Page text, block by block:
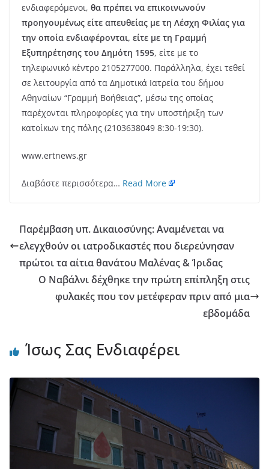
ενδιαφερόμενοι, θα πρέπει να επικοινωνούν
προηγουμένως είτε απευθείας με τη Λέσχη Φιλίας για
την οποία ενδιαφέρονται, είτε με τη Γραμμή
Εξυπηρέτησης του Δημότη 1595, είτε με το
τηλεφωνικό κέντρο 2105277000. Παράλληλα, έχει τεθεί
σε λειτουργία από τα Δημοτικά Ιατρεία του δήμου
Αθηναίων “Γραμμή Βοήθειας”, μέσω της οποίας
παρέχονται πληροφορίες για την υποστήριξη των
κατοίκων της πόλης (2103638049 8:30-19:30).
www.ertnews.gr
Διαβάστε περισσότερα… Read More
Παρέμβαση υπ. Δικαιοσύνης: Αναμένεται να
ελεγχθούν οι ιατροδικαστές που διερεύνησαν
πρώτοι τα αίτια θανάτου Μαλένας & Ίριδας
Ο Ναβάλνι δέχθηκε την πρώτη επίπληξη στις
φυλακές που τον μετέφεραν πριν από μια
εβδομάδα
Ίσως Σας Ενδιαφέρει